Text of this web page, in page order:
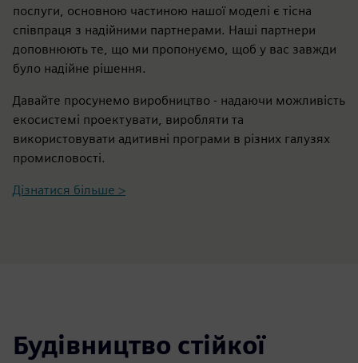
послуги, основною частиною нашої моделі є тісна
співпраця з надійними партнерами. Наші партнери
доповнюють те, що ми пропонуємо, щоб у вас завжди
було надійне рішення.
Давайте просунемо виробництво - надаючи можливість
екосистемі проектувати, виробляти та
використовувати адитивні програми в різних галузях
промисловості.
Дізнатися більше >
Будівництво стійкої